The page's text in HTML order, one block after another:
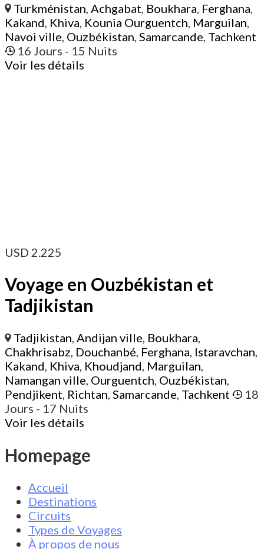
Turkménistan Achgabat Boukhara Ferghana
Kakand Khiva Kounia Ourguentch Marguilan
Navoi ville Ouzbékistan Samarcande Tachkent
16 Jours - 15 Nuits
Voir les détails
USD 2.225
Voyage en Ouzbékistan et
Tadjikistan
Tadjikistan,Andijan ville, Boukhara,
Chakhrisabz, Douchanbé, Ferghana, Istaravchan,
Kakand, Khiva, Khoudjand, Marguilan,
Namangan ville, Ourguentch, Ouzbékistan,
Pendjikent, Richtan, Samarcande, Tachkent
18
Jours - 17 Nuits
Voir les détails
Homepage
Accueil
Destinations
Circuits
Types de Voyages
À propos de nous